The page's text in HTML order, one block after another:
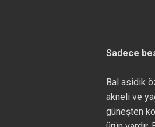
Sadece
Bal asidik
akneli ve
güneşten